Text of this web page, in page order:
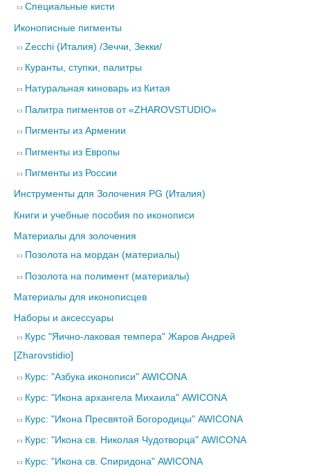
Специальные кисти
Иконописные пигменты
Zecchi (Италия) /Зеччи, Зекки/
Куранты, ступки, палитры
Натуральная киноварь из Китая
Палитра пигментов от «ZHAROVSTUDIO»
Пигменты из Армении
Пигменты из Европы
Пигменты из России
Инструменты для Золочения PG (Италия)
Книги и учебные пособия по иконописи
Материалы для золочения
Позолота на мордан (материалы)
Позолота на полимент (материалы)
Материалы для иконописцев
Наборы и аксессуары
Курс "Яично-лаковая темпера" Жаров Андрей
[Zharovstidio]
Курс: "Азбука иконописи" AWICONA
Курс: "Икона архангела Михаила" AWICONA
Курс: "Икона Пресвятой Богородицы" AWICONA
Курс: "Икона св. Николая Чудотворца" AWICONA
Курс: "Икона св. Спиридона" AWICONA